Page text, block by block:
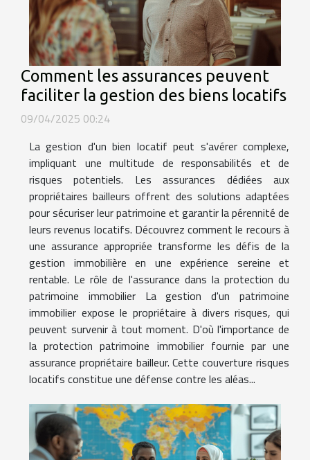
Comment les assurances peuvent
faciliter la gestion des biens locatifs
09/04/2025 00:24
La gestion d'un bien locatif peut s'avérer complexe,
impliquant une multitude de responsabilités et de
risques potentiels. Les assurances dédiées aux
propriétaires bailleurs offrent des solutions adaptées
pour sécuriser leur patrimoine et garantir la pérennité de
leurs revenus locatifs. Découvrez comment le recours à
une assurance appropriée transforme les défis de la
gestion immobilière en une expérience sereine et
rentable. Le rôle de l'assurance dans la protection du
patrimoine immobilier La gestion d'un patrimoine
immobilier expose le propriétaire à divers risques, qui
peuvent survenir à tout moment. D'où l'importance de
la protection patrimoine immobilier fournie par une
assurance propriétaire bailleur. Cette couverture risques
locatifs constitue une défense contre les aléas...